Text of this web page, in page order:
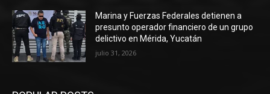
Marina y Fuerzas Federales detienen a
presunto operador financiero de un grupo
delictivo en Mérida, Yucatán
julio 31, 2026